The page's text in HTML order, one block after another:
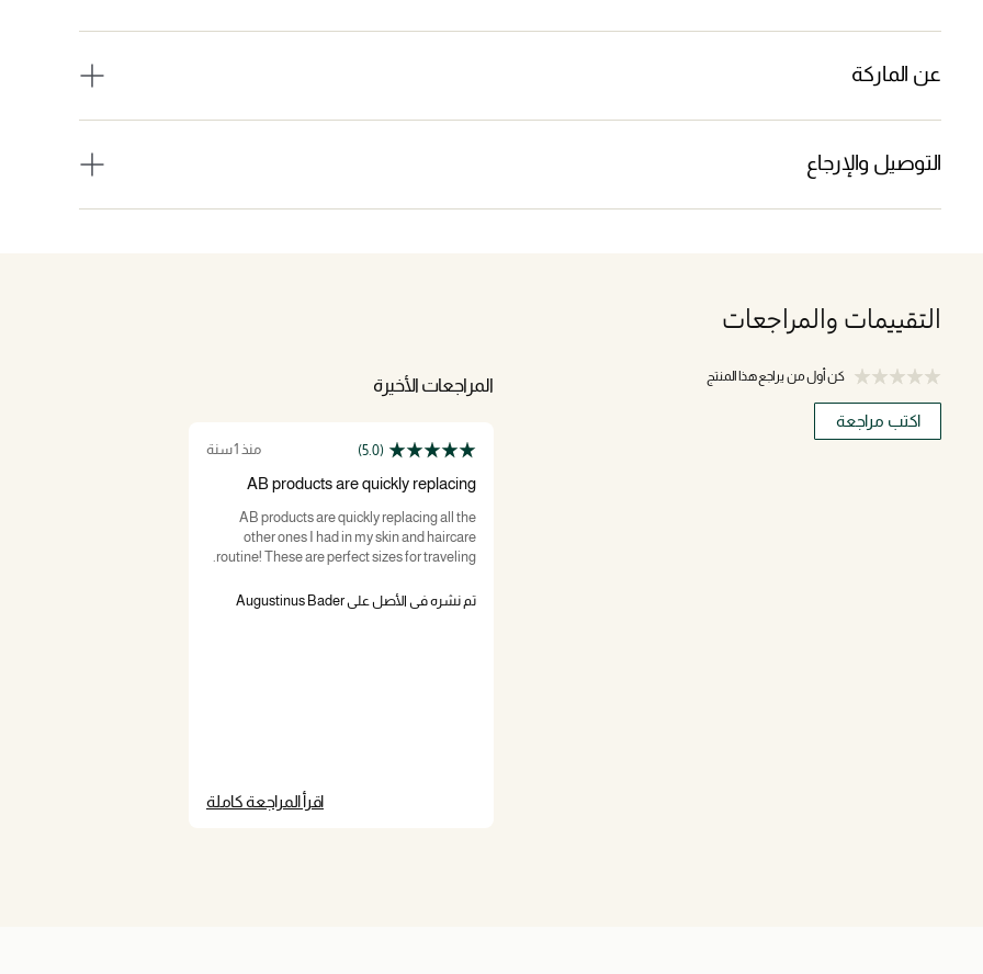
عن الماركة
التوصيل والإرجاع
التقييمات والمراجعات
كن أول من يراجع هذا المنتج
اكتب مراجعة
المراجعات الأخيرة
(5.0) منذ 1 سنة
AB products are quickly replacing
AB products are quickly replacing all the
other ones I had in my skin and haircare
routine! These are perfect sizes for traveling.
تم نشره في الأصل على Augustinus Bader
اقرأ المراجعة كاملة